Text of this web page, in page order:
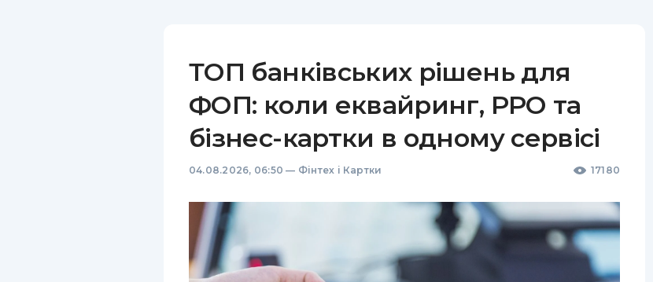
ТОП банківських рішень для
ФОП: коли еквайринг, РРО та
бізнес-картки в одному сервісі
04.08.2026, 06:50 — Фінтех і Картки 17180